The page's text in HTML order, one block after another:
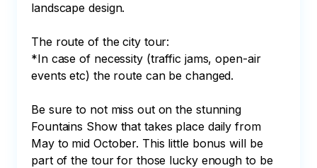
landscape design.
The route of the city tour:
*In case of necessity (traffic jams, open-air
events etc) the route can be changed.
Be sure to not miss out on the stunning
Fountains Show that takes place daily from
May to mid October. This little bonus will be
part of the tour for those lucky enough to be